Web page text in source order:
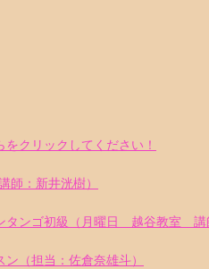
クリックしてください！
師：新井洸樹）
タンゴ初級（月曜日 越谷教室 講
（担当：佐倉奈雄斗）